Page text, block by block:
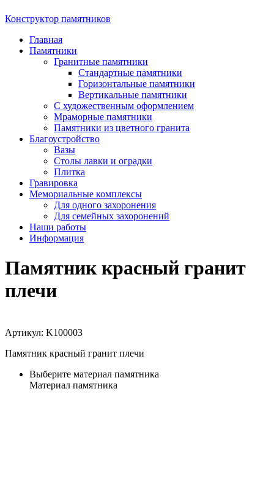
Конструктор памятников
Главная
Памятники
Гранитные памятники
Стандартные памятники
Горизонтальные памятники
Вертикальные памятники
С художественным оформлением
Мраморные памятники
Памятники из цветного гранита
Благоустройство
Вазы
Столы лавки и оградки
Плитка
Гравировка
Мемориальные комплексы
Для одного захоронения
Для семейных захоронений
Наши работы
Информация
Памятник красный гранит
плечи
Артикул: K100003
Памятник красный гранит плечи
Выберите материал памятника
Материал памятника